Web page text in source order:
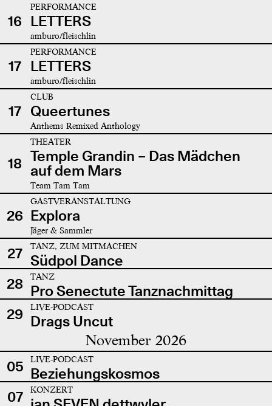
16
PERFORMANCE
LETTERS
amburo/fleischlin
17
PERFORMANCE
LETTERS
amburo/fleischlin
17
CLUB
Queertunes
Anthems Remixed Anthology
18
THEATER
Temple Grandin – Das Mädchen
auf dem Mars
Team Tam Tam
26
GASTVERANSTALTUNG
Explora
Jäger & Sammler
27 TANZ, ZUM MITMACHEN
Südpol Dance
28
TANZ
Pro Senectute Tanznachmittag
29
LIVE-PODCAST
Drags Uncut
November 2026
05 LIVE-PODCAST
Beziehungskosmos
07
KONZERT